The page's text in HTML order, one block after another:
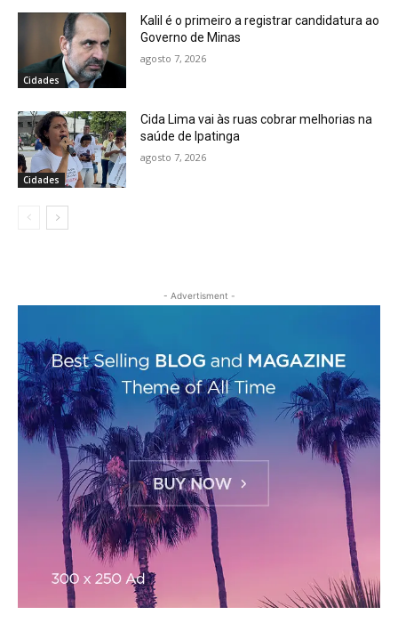
Cidades
Kalil é o primeiro a registrar candidatura ao
Governo de Minas
agosto 7, 2026
Cidades
Cida Lima vai às ruas cobrar melhorias na
saúde de Ipatinga
agosto 7, 2026
- Advertisment -